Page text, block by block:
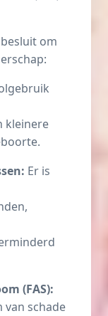
om
kleinere
Er is
(FAS):
van schade